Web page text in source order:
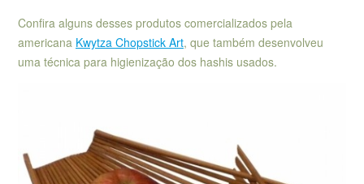
Confira alguns desses produtos comercializados pela
americana Kwytza Chopstick Art, que também desenvolveu
uma técnica para higienização dos hashis usados.